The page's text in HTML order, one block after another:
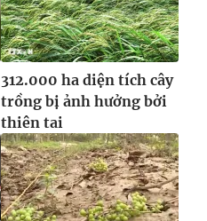
312.000 ha diện tích cây
trồng bị ảnh hưởng bởi
thiên tai